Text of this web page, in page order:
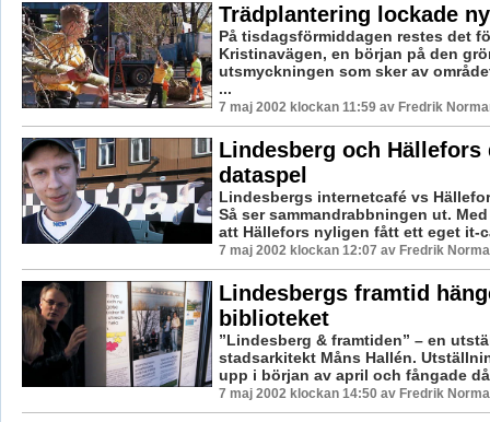
Trädplantering lockade
På tisdagsförmiddagen restes det
Kristinavägen, en början på den
utsmyckningen som sker av
...
7 maj 2002 klockan 11:59 av Fredrik
Lindesberg och Hällefors
dataspel
Lindesbergs internetcafé vs
Så ser sammandrabbningen ut.
att Hällefors nyligen fått ett eget it-
7 maj 2002 klockan 12:07 av Fredrik
Lindesbergs framtid
biblioteket
”Lindesberg & framtiden” – en
stadsarkitekt Måns Hallén.
upp i början av april och fångade
7 maj 2002 klockan 14:50 av Fredrik